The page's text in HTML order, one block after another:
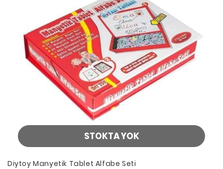
STOKTA YOK
Diytoy Manyetik Tablet Alfabe Seti